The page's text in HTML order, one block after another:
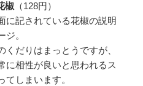
椒 （128円）
に記されている花椒の説明
。
くだりはまっとうですが、
に相性が良いと思われるス
しまいます。